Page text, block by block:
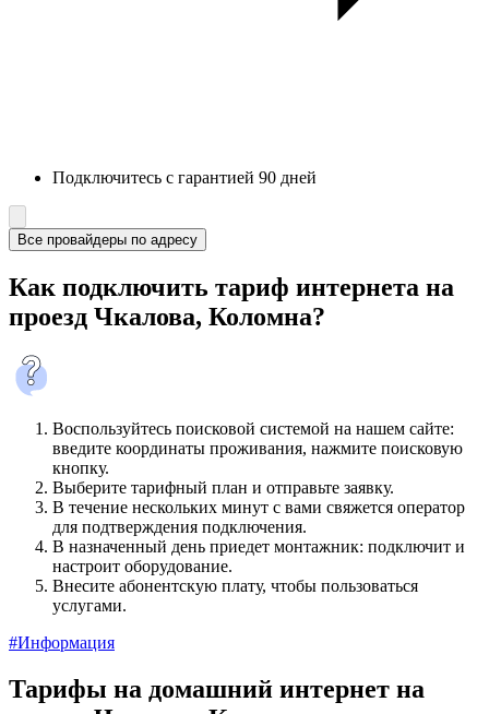
Подключитесь с гарантией 90 дней
Все провайдеры по адресу
Как подключить тариф интернета на
проезд Чкалова, Коломна?
Воспользуйтесь поисковой системой на нашем сайте:
введите координаты проживания, нажмите поисковую
кнопку.
Выберите тарифный план и отправьте заявку.
В течение нескольких минут с вами свяжется оператор
для подтверждения подключения.
В назначенный день приедет монтажник: подключит и
настроит оборудование.
Внесите абонентскую плату, чтобы пользоваться
услугами.
#Информация
Тарифы на домашний интернет на